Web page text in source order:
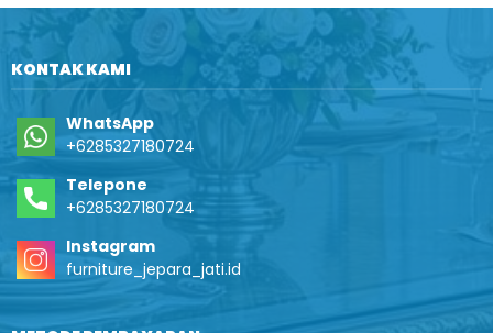
KONTAK KAMI
WhatsApp
+6285327180724
Telepone
+6285327180724
Instagram
furniture_jepara_jati.id